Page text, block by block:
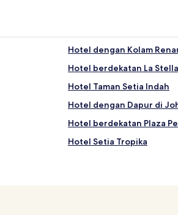
Hotel dengan Kolam
Hotel berdekatan La
Hotel Taman Setia Indah
Hotel dengan Dapur di
Hotel berdekatan Plaza
Hotel Setia Tropika